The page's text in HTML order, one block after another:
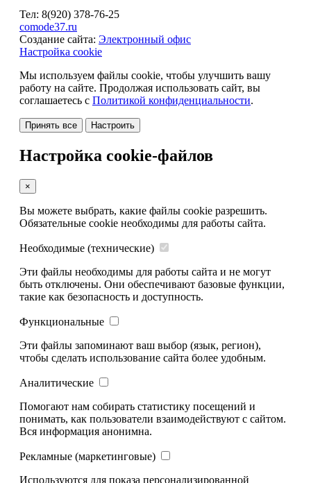
Тел: 8(920) 378-76-25
comode37.ru
Создание сайта: Электронный офис
Настройка cookie
Мы используем файлы cookie, чтобы улучшить вашу
работу на сайте. Продолжая использовать сайт, вы
соглашаетесь с Политикой конфиденциальности.
Принять все Настроить
Настройка cookie-файлов
×
Вы можете выбрать, какие файлы cookie разрешить.
Обязательные cookie необходимы для работы сайта.
Необходимые (технические)
Эти файлы необходимы для работы сайта и не могут
быть отключены. Они обеспечивают базовые функции,
такие как безопасность и доступность.
Функциональные
Эти файлы запоминают ваш выбор (язык, регион),
чтобы сделать использование сайта более удобным.
Аналитические
Помогают нам собирать статистику посещений и
понимать, как пользователи взаимодействуют с сайтом.
Вся информация анонимна.
Рекламные (маркетинговые)
Используются для показа персонализированной